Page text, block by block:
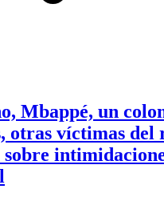
Mbappé, un
otras víctimas del